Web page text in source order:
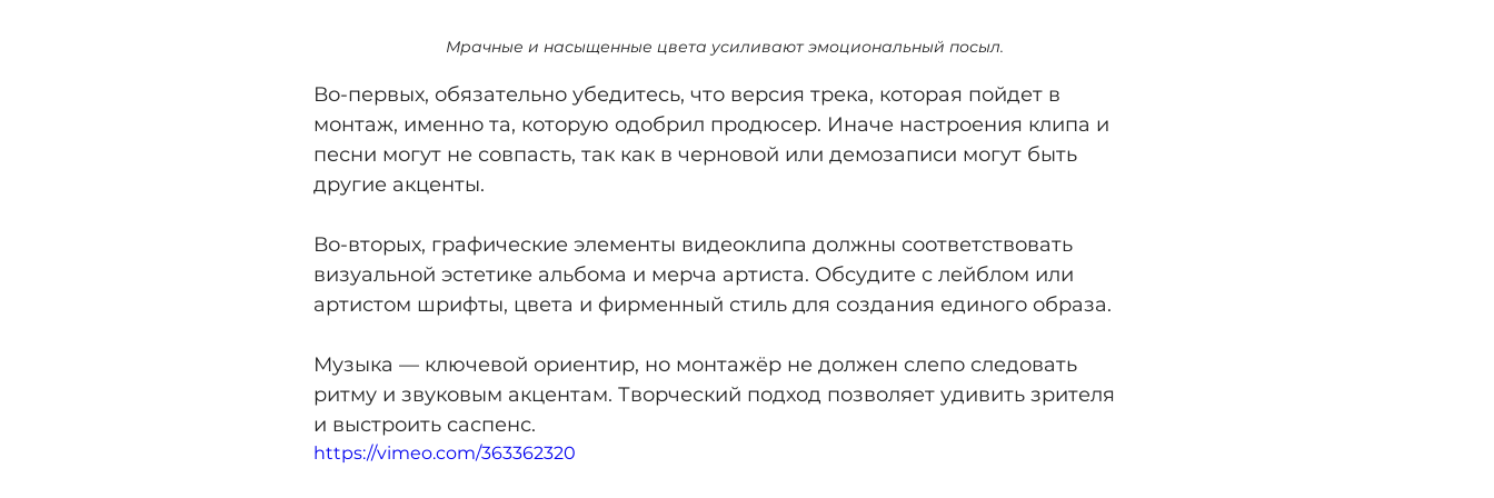
Мрачные и насыщенные цвета усиливают эмоциональный посыл.
Во-первых, обязательно убедитесь, что версия трека, которая пойдет в
монтаж, именно та, которую одобрил продюсер. Иначе настроения клипа и
песни могут не совпасть, так как в черновой или демозаписи могут быть
другие акценты.
Во-вторых, графические элементы видеоклипа должны соответствовать
визуальной эстетике альбома и мерча артиста. Обсудите с лейблом или
артистом шрифты, цвета и фирменный стиль для создания единого образа.
Музыка — ключевой ориентир, но монтажёр не должен слепо следовать
ритму и звуковым акцентам. Творческий подход позволяет удивить зрителя
и выстроить саспенс.
https://vimeo.com/363362320